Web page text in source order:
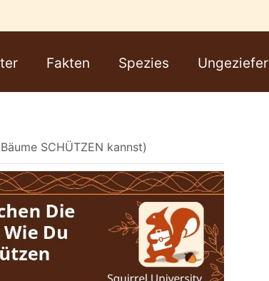
Fakten Spezies Ungeziefer
SCHÜTZEN kannst)